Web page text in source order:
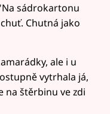
sádrokartonu
Chutná jako
ale i u
vytrhala já,
na štěrbinu ve zdi